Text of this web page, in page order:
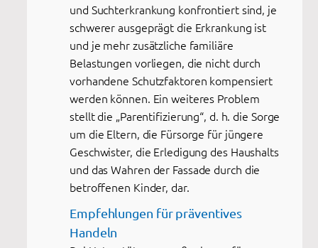
und Suchterkrankung konfrontiert sind, je
schwerer ausgeprägt die Erkrankung ist
und je mehr zusätzliche familiäre
Belastungen vorliegen, die nicht durch
vorhandene Schutzfaktoren kompensiert
werden können. Ein weiteres Problem
stellt die „Parentifizierung“, d. h. die Sorge
um die Eltern, die Fürsorge für jüngere
Geschwister, die Erledigung des Haushalts
und das Wahren der Fassade durch die
betroffenen Kinder, dar.
Empfehlungen für präventives
Handeln